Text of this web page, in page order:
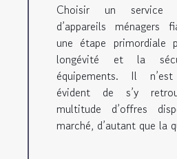
Choisir un service
d’appareils ménagers
une étape primordiale
longévité et la
équipements. Il
évident de s’y
multitude d’offres
marché, d’autant que la